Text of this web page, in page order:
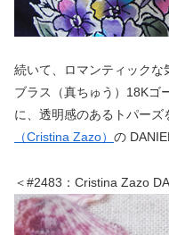
続いて、ロマンティックな
ブラス（真ちゅう）18Kゴ
に、透明感のあるトパーズ
（Cristina Zazo） の
＜#2483：Cristina Zazo